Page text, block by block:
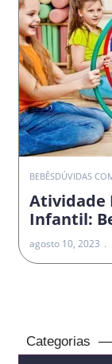
BEBÊSDÚVIDAS
Atividade
Infantil:
agosto 10, 2023
Categorias